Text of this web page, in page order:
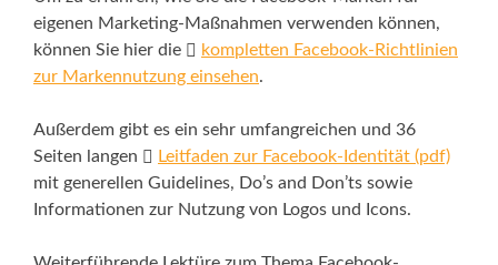
eigenen Marketing-Maßnahmen verwenden können,
können Sie hier die
kompletten Facebook-Richtlinien
zur Markennutzung einsehen.
Außerdem gibt es ein sehr umfangreichen und 36
Seiten langen
Leitfaden zur Facebook-Identität (pdf)
mit generellen Guidelines, Do’s and Don’ts sowie
Informationen zur Nutzung von Logos und Icons.